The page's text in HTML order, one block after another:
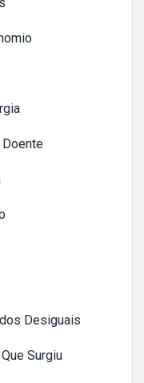
Desiguais
Surgiu